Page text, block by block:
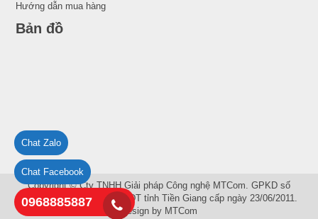
Chat Zalo
Chat Facebook
0968885887
Hướng dẫn mua hàng
Bản đồ
Copyright © Cty TNHH Giải pháp Công nghệ MTCom. GPKD số
1201148720 do Sở KH và ĐT tỉnh Tiền Giang cấp ngày 23/06/2011.
Design by MTCom